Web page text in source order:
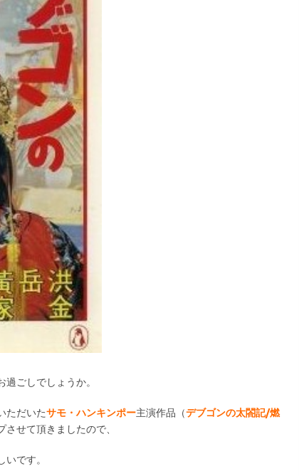
ごしでしょうか。
ただいたサモ・ハンキンポー主演作品（デブゴンの太閤記/燃
せて頂きましたので、
です。